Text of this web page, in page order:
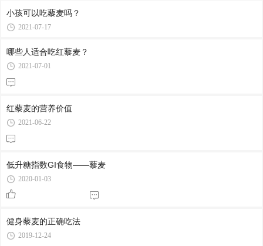
小孩可以吃藜麦吗？
2021-07-17
哪些人适合吃红藜麦？
2021-07-01
红藜麦的营养价值
2021-06-22
低升糖指数GI食物——藜麦
2020-01-03
健身藜麦的正确吃法
2019-12-24